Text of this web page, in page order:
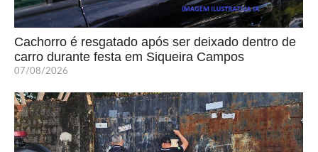
Cachorro é resgatado após ser deixado dentro de
carro durante festa em Siqueira Campos
07/08/2026